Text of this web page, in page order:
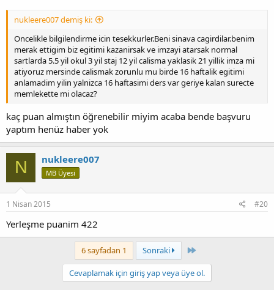
nukleere007 demiş ki:
Oncelikle bilgilendirme icin tesekkurler.Beni sinava cagirdilar.benim
merak ettigim biz egitimi kazanirsak ve imzayi atarsak normal
sartlarda 5.5 yil okul 3 yil staj 12 yil calisma yaklasik 21 yillik imza mi
atiyoruz mersinde calismak zorunlu mu birde 16 haftalik egitimi
anlamadim yilin yalnizca 16 haftasimi ders var geriye kalan surecte
memlekette mi olacaz?
kaç puan almıştın öğrenebilir miyim acaba bende başvuru
yaptım henüz haber yok
N nukleere007
MB Üyesi
1 Nisan 2015 #20
Yerleşme puanim 422
6 sayfadan 1 Sonraki Last
Cevaplamak için giriş yap veya üye ol.